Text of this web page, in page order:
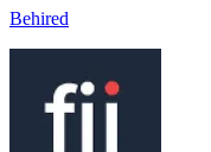
Behired